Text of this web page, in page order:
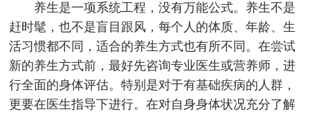
养生是一项系统工程，没有万能公式。养生不是
赶时髦，也不是盲目跟风，每个人的体质、年龄、生
活习惯都不同，适合的养生方式也有所不同。在尝试
新的养生方式前，最好先咨询专业医生或营养师，进
行全面的身体评估。特别是对于有基础疾病的人群，
更要在医生指导下进行。在对自身身体状况充分了解